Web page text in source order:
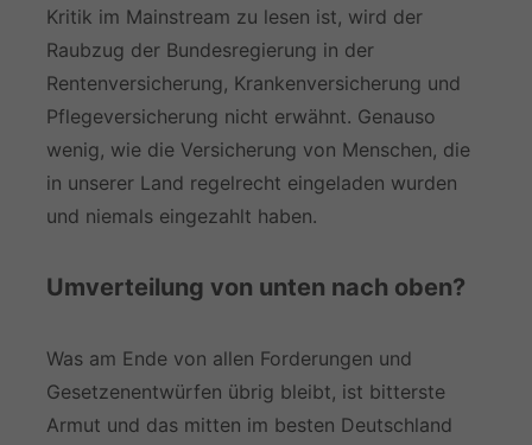
Kritik im Mainstream zu lesen ist, wird der
Raubzug der Bundesregierung in der
Rentenversicherung, Krankenversicherung und
Pflegeversicherung nicht erwähnt. Genauso
wenig, wie die Versicherung von Menschen, die
in unserer Land regelrecht eingeladen wurden
und niemals eingezahlt haben.
Umverteilung von unten nach oben?
Was am Ende von allen Forderungen und
Gesetzenentwürfen übrig bleibt, ist bitterste
Armut und das mitten im besten Deutschland